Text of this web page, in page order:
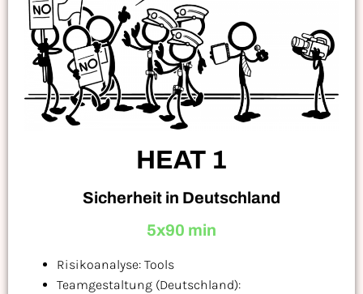
HEAT 1
Sicherheit in Deutschland
5x90 min
Risikoanalyse: Tools
Teamgestaltung (Deutschland):